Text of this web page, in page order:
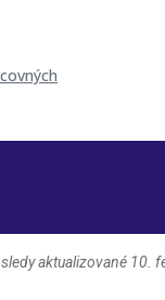
aktualizované